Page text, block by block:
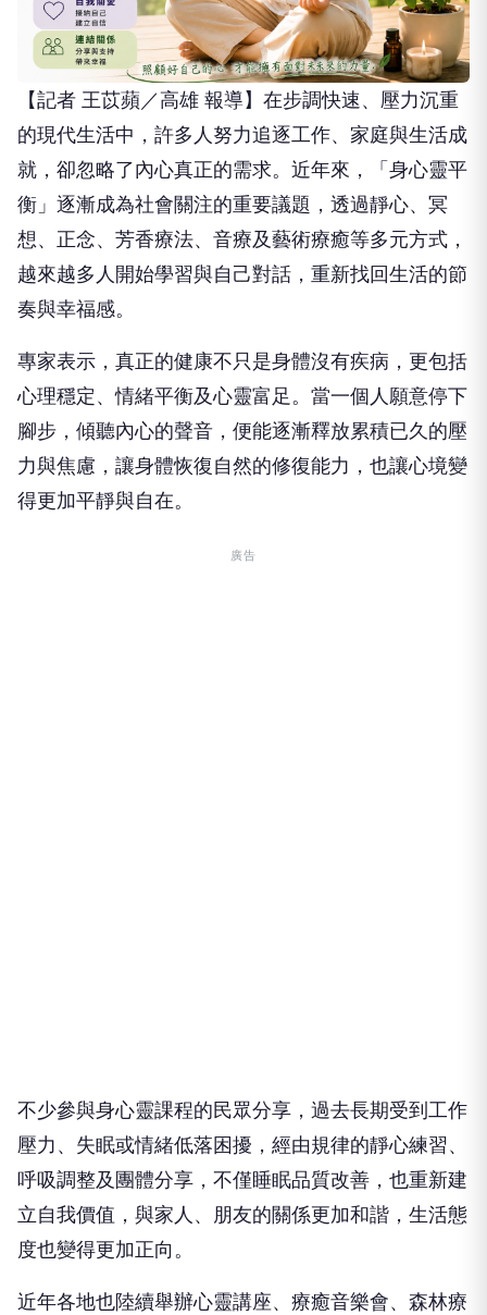
【記者 王苡蘋／高雄 報導】在步調快速、壓力沉重
的現代生活中，許多人努力追逐工作、家庭與生活成
就，卻忽略了內心真正的需求。近年來，「身心靈平
衡」逐漸成為社會關注的重要議題，透過靜心、冥
想、正念、芳香療法、音療及藝術療癒等多元方式，
越來越多人開始學習與自己對話，重新找回生活的節
奏與幸福感。
專家表示，真正的健康不只是身體沒有疾病，更包括
心理穩定、情緒平衡及心靈富足。當一個人願意停下
腳步，傾聽內心的聲音，便能逐漸釋放累積已久的壓
力與焦慮，讓身體恢復自然的修復能力，也讓心境變
得更加平靜與自在。
廣告
不少參與身心靈課程的民眾分享，過去長期受到工作
壓力、失眠或情緒低落困擾，經由規律的靜心練習、
呼吸調整及團體分享，不僅睡眠品質改善，也重新建
立自我價值，與家人、朋友的關係更加和諧，生活態
度也變得更加正向。
近年各地也陸續舉辦心靈講座、療癒音樂會、森林療